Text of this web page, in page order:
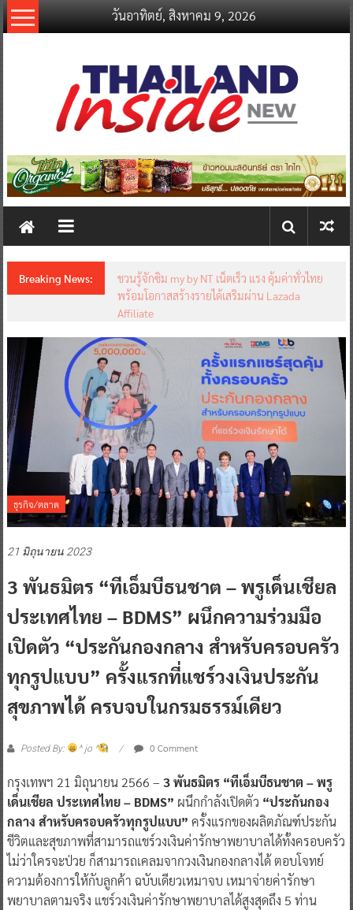
Skip
to
วันอาทิตย์, สิงหาคม 9, 2026
thailandinsidenew.com
Thailand
New
Breaking News:
ชวนรู้จักซิม my by NT เน็ตเร็ว แรง คุ้มค่าทั่วไทย
พร้อมโอกาสสร้างรายได้เสริมผ่าน Lazada
Affiliate
ธุรกิจ/ตลาด
21 มิถุนายน 2023
3 พันธมิตร “ทีเอ็มบีธนชาต – พรูเด็นเชียล
ประเทศไทย – BDMS” ผนึกความร่วมมือ
เปิดตัว “ประกันกองกลาง สำหรับครอบครัว
ทุกรูปแบบ” ครั้งแรกที่แชร์วงเงินประกัน
สุขภาพได้ ครบจบในกรมธรรม์เดียว
Posted By: ^ jo ^ 0 Comment
กรุงเทพฯ 21 มิถุนายน 2566 – 3 พันธมิตร “ทีเอ็มบีธนชาต – พรู
เด็นเชียล ประเทศไทย – BDMS” ผนึกกำลังเปิดตัว “ประกันกอง
กลาง สำหรับครอบครัวทุกรูปแบบ” ครั้งแรกของผลิตภัณฑ์ประกัน
ชีวิตและสุขภาพที่สามารถแชร์วงเงินค่ารักษาพยาบาลได้ทั้งครอบครัว
ไม่ว่าใครจะป่วย ก็สามารถเคลมจากวงเงินกองกลางได้ ตอบโจทย์
ความต้องการให้กับลูกค้า ฉบับเดียวเหมาจบ เหมาจ่ายค่ารักษา
พยาบาลตามจริง แชร์วงเงินค่ารักษาพยาบาลได้สูงสุดถึง 5 ท่าน